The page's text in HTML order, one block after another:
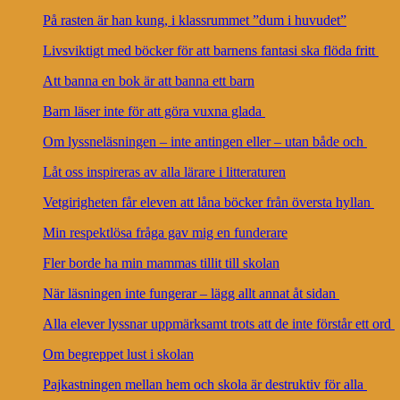
På rasten är han kung, i klassrummet ”dum i huvudet”
Livsviktigt med böcker för att barnens fantasi ska flöda fritt
Att banna en bok är att banna ett barn
Barn läser inte för att göra vuxna glada
Om lyssneläsningen – inte antingen eller – utan både och
Låt oss inspireras av alla lärare i litteraturen
Vetgirigheten får eleven att låna böcker från översta hyllan
Min respektlösa fråga gav mig en funderare
Fler borde ha min mammas tillit till skolan
När läsningen inte fungerar – lägg allt annat åt sidan
Alla elever lyssnar uppmärksamt trots att de inte förstår ett ord
Om begreppet lust i skolan
Pajkastningen mellan hem och skola är destruktiv för alla